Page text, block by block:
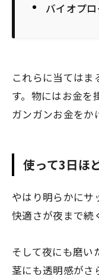
バイオプ
これらに当てはま
す。物にはお金を
ガンガンお金をか
使って3日ほ
やはり明らかにサ
快適さが夜まで続
そして夜にも磨い
茎にも透明感がさ